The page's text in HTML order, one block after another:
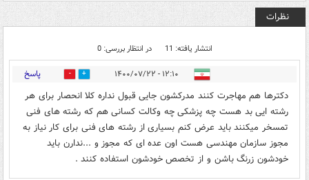
نظرات
انتشار یافته: 11 در انتظار بررسی: 0
۱۲:۱۰ - ۱۴۰۰/۰۷/۲۲ 5 پاسخ
دکترها هم مهاجرت کنند مدرکشون جایی قبول نداره کلا انحصار برای هر
رشته ایی بد هست چه پزشکی چه وکالت کسانی هم که رشته های فنی
تمسخر میکنند باید عرض کنم بسیاری از رشته های فنی برای کار نیاز به
مجوز سازمان مهندسی هست اون عده ای که مجوز و ...ندارن باید
خودشون زرنگ باشن و از تخصص خودشون استفاده کنند .